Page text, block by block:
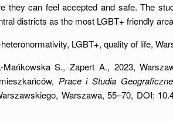
they can feel accepted and safe. The
districts as the most LGBT+ friendly
LGBT+, quality of life,
Mańkowska S., Zapert A., 2023,
Prace i Studia Geograficzne
Warszawa, 55–70, DOI: